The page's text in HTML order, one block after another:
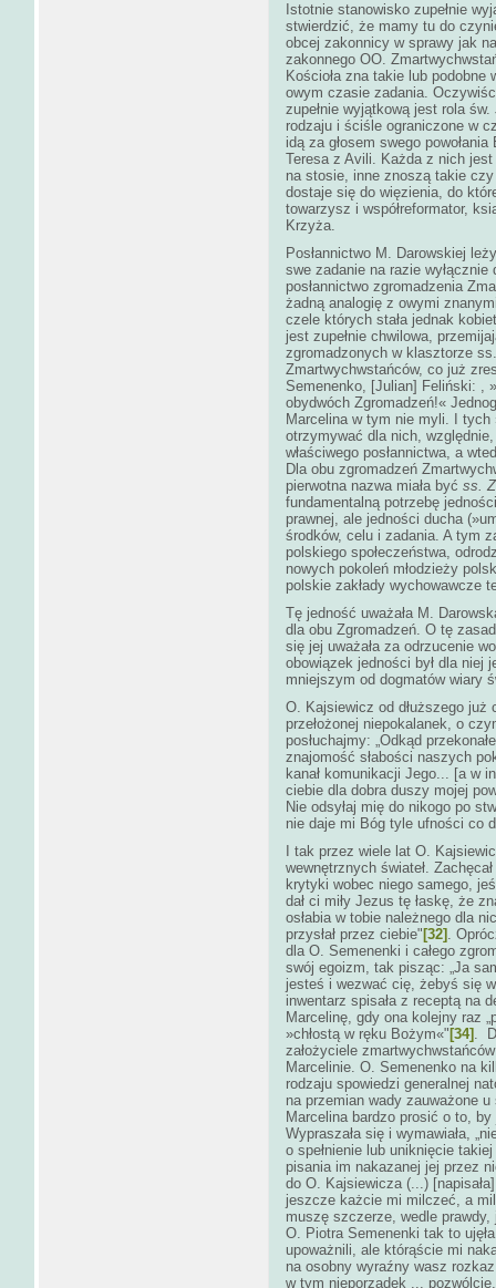
Istotnie stanowisko zupełnie
stwierdzić, że mamy tu do
obcej zakonnicy w sprawy jak
zakonnego OO.
Kościoła zna takie lub
owym czasie zadania.
zupełnie wyjątkową jest rola
rodzaju i ściśle ograniczone w
idą za głosem swego
Teresa z Avili. Każda z nich
na stosie, inne znoszą takie czy
dostaje się do więzienia, do
towarzysz i współreformator,
Krzyża.
Posłannictwo M. Darowskiej
swe zadanie na razie
posłannictwo zgromadzenia
żadną analogię z owymi
czele których stała jednak
jest zupełnie chwilowa,
zgromadzonych w klasztorze
Zmartwychwstańców, co już
Semenenko, [Julian] Feliński: ,
obydwóch Zgromadzeń!«
Marcelina w tym nie myli. I tych
otrzymywać dla nich,
właściwego posłannictwa, a
Dla obu zgromadzeń
pierwotna nazwa miała być ss.
fundamentalną potrzebę
prawnej, ale jedności ducha
środków, celu i zadania. A tym
polskiego społeczeństwa,
nowych pokoleń młodzieży
polskie zakłady wychowawcze
Tę jedność uważała M.
dla obu Zgromadzeń. O tę
się jej uważała za odrzucenie
obowiązek jedności był dla niej
mniejszym od dogmatów wiary
O. Kajsiewicz od dłuższego już
przełożonej niepokalanek, o
posłuchajmy: „Odkąd
znajomość słabości naszych
kanał komunikacji Jego... [a w
ciebie dla dobra duszy mojej
Nie odsyłaj mię do nikogo po
nie daje mi Bóg tyle ufności co
I tak przez wiele lat O.
wewnętrznych świateł.
krytyki wobec niego samego,
dał ci miły Jezus tę łaskę, że
osłabia w tobie należnego dla
przysłał przez ciebie" [32] .
dla O. Semenenki i całego
swój egoizm, tak pisząc: „Ja
jesteś i wezwać cię, żebyś się
inwentarz spisała z receptą na
Marcelinę, gdy ona kolejny raz
»chłostą w ręku Bożym«" [34] .
założyciele
Marcelinie. O. Semenenko na
rodzaju spowiedzi generalnej
na przemian wady zauważone
Marcelina bardzo prosić o to,
Wypraszała się i wymawiała,
o spełnienie lub uniknięcie
pisania im nakazanej jej przez
do O. Kajsiewicza (...)
jeszcze każcie mi milczeć, a
muszę szczerze, wedle
O. Piotra Semenenki tak to
upoważnili, ale którąście mi
na osobny wyraźny wasz
w tym nieporządek ...